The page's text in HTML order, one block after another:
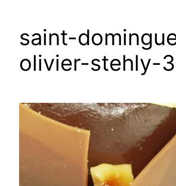
saint-
olivier-stehly-3